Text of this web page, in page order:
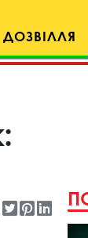
ДОЗВІЛЛЯ